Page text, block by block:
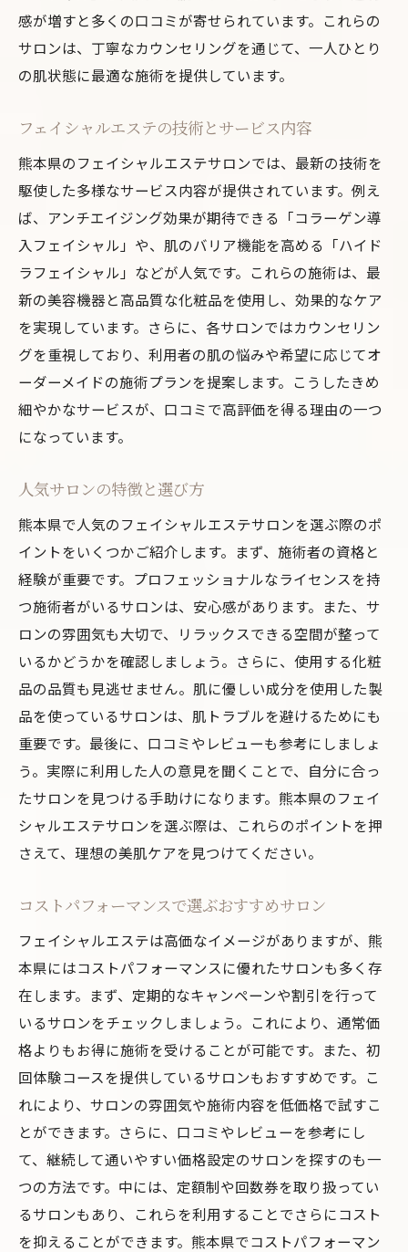
高評価サロンの口コミを徹底分析
リピート率の高さが物語る満足度
口コミで明らかになるサロンの実力
高評価サロンの共通点とは
口コミから見るサロンの改善点
熊本県で評判のフェイシャルエステサロン肌悩
み別おすすめ紹介
乾燥肌におすすめのフェイシャルエステ
アンチエイジングに効果的なサロン
敏感肌でも安心の施術
ニキビ・トラブル肌への対応
美白ケアに特化したサロン
多様な肌悩みに応えるプロフェッショナル
サービスが人気のサロン
最新美容機器を使用した施術
プロフェッショナルなカウンセリング
高品質な製品を使用したケア
リラックスできる施術環境
丁寧なアフターケアサービス
顧客満足度の高いサロンの特徴
口コミで探る熊本県のフェイシャルエステサロ
ン効果と満足度で選ぶ
口コミから見る施術効果の高さ
満足度の高いサロンの共通点
効果を実感できる施術メニュー
リピーターが多い理由
熊本県のフェイシャルエステ体験談口コミから
実際の体験談を紹介
施術前後の変化をレポート
各サロンの強みと弱み
利用者の満足度をチェック
体験談から見るサロンの選び方
リピーターの声から見るおすすめポイント
フェイシャルエステを熊本県で選ぶなら高評価
のサロンで美肌ケア
感が増すと多くの口コミが寄せられています。これらの
サロンは、丁寧なカウンセリングを通じて、一人ひとり
の肌状態に最適な施術を提供しています。
フェイシャルエステの技術とサービス内容
熊本県のフェイシャルエステサロンでは、最新の技術を
駆使した多様なサービス内容が提供されています。例え
ば、アンチエイジング効果が期待できる「コラーゲン導
入フェイシャル」や、肌のバリア機能を高める「ハイド
ラフェイシャル」などが人気です。これらの施術は、最
新の美容機器と高品質な化粧品を使用し、効果的なケア
を実現しています。さらに、各サロンではカウンセリン
グを重視しており、利用者の肌の悩みや希望に応じてオ
ーダーメイドの施術プランを提案します。こうしたきめ
細やかなサービスが、口コミで高評価を得る理由の一つ
になっています。
人気サロンの特徴と選び方
熊本県で人気のフェイシャルエステサロンを選ぶ際のポ
イントをいくつかご紹介します。まず、施術者の資格と
経験が重要です。プロフェッショナルなライセンスを持
つ施術者がいるサロンは、安心感があります。また、サ
ロンの雰囲気も大切で、リラックスできる空間が整って
いるかどうかを確認しましょう。さらに、使用する化粧
品の品質も見逃せません。肌に優しい成分を使用した製
品を使っているサロンは、肌トラブルを避けるためにも
重要です。最後に、口コミやレビューも参考にしましょ
う。実際に利用した人の意見を聞くことで、自分に合っ
たサロンを見つける手助けになります。熊本県のフェイ
シャルエステサロンを選ぶ際は、これらのポイントを押
さえて、理想の美肌ケアを見つけてください。
コストパフォーマンスで選ぶおすすめサロン
フェイシャルエステは高価なイメージがありますが、熊
本県にはコストパフォーマンスに優れたサロンも多く存
在します。まず、定期的なキャンペーンや割引を行って
いるサロンをチェックしましょう。これにより、通常価
格よりもお得に施術を受けることが可能です。また、初
回体験コースを提供しているサロンもおすすめです。こ
れにより、サロンの雰囲気や施術内容を低価格で試すこ
とができます。さらに、口コミやレビューを参考にし
て、継続して通いやすい価格設定のサロンを探すのも一
つの方法です。中には、定額制や回数券を取り扱ってい
るサロンもあり、これらを利用することでさらにコスト
を抑えることができます。熊本県でコストパフォーマン